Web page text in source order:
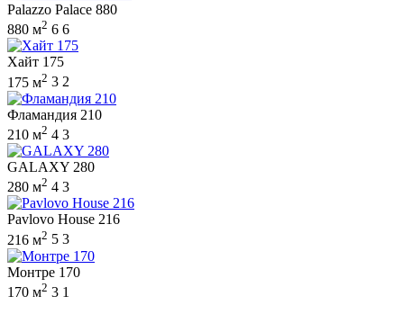
Palazzo Palace 880
880 м2 6 6
Хайт 175
175 м2 3 2
Фламандия 210
210 м2 4 3
GALAXY 280
280 м2 4 3
Pavlovo House 216
216 м2 5 3
Монтре 170
170 м2 3 1